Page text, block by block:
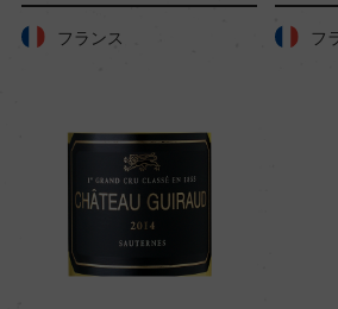
フランス フ